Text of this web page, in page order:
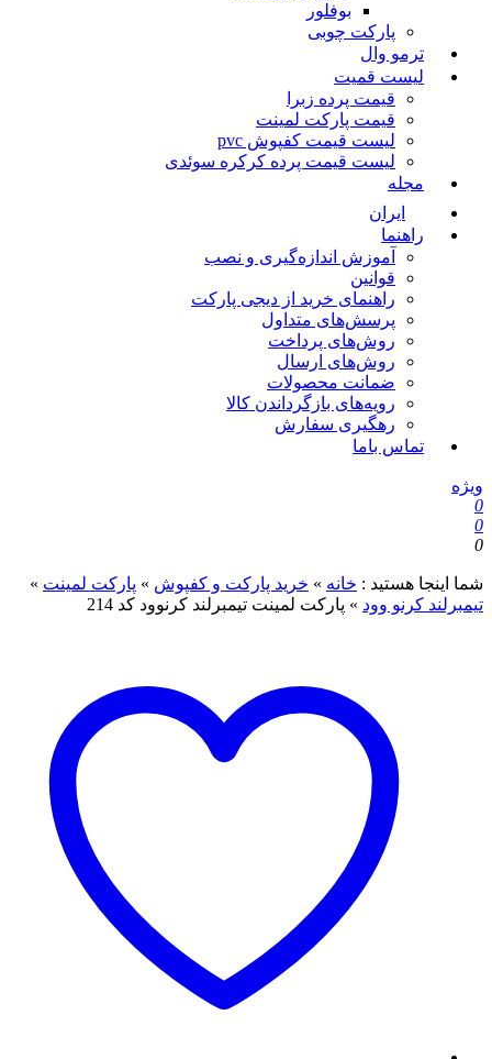
بوفلور
پارکت چوبی
ترمو وال
لیست قمیت
قیمت پرده زبرا
قیمت پارکت لمینت
لیست قیمت کفپوش pvc
لیست قیمت پرده کرکره سوئدی
مجله
ایران
راهنما
آموزش اندازه‌گیری و نصب
قوانین
راهنمای خرید از دیجی پارکت
پرسش‌های متداول
روش‌های پرداخت
روش‌های ارسال
ضمانت محصولات
رویه‌های بازگرداندن کالا
رهگیری سفارش
تماس باما
ویژه
0
0
0
شما اینجا هستید : خانه » خرید پارکت و کفپوش » پارکت لمینت »
تیمبرلند کرنو وود » پارکت لمینت تیمبرلند کرنوود کد 214